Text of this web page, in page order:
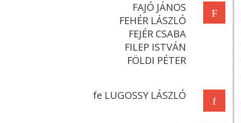
F
FAJÓ JÁNOS
FEHÉR LÁSZLÓ
FEJÉR CSABA
FILEP ISTVÁN
FÖLDI PÉTER
f
fe LUGOSSY LÁSZLÓ